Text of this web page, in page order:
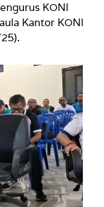
KONI
Kantor KONI